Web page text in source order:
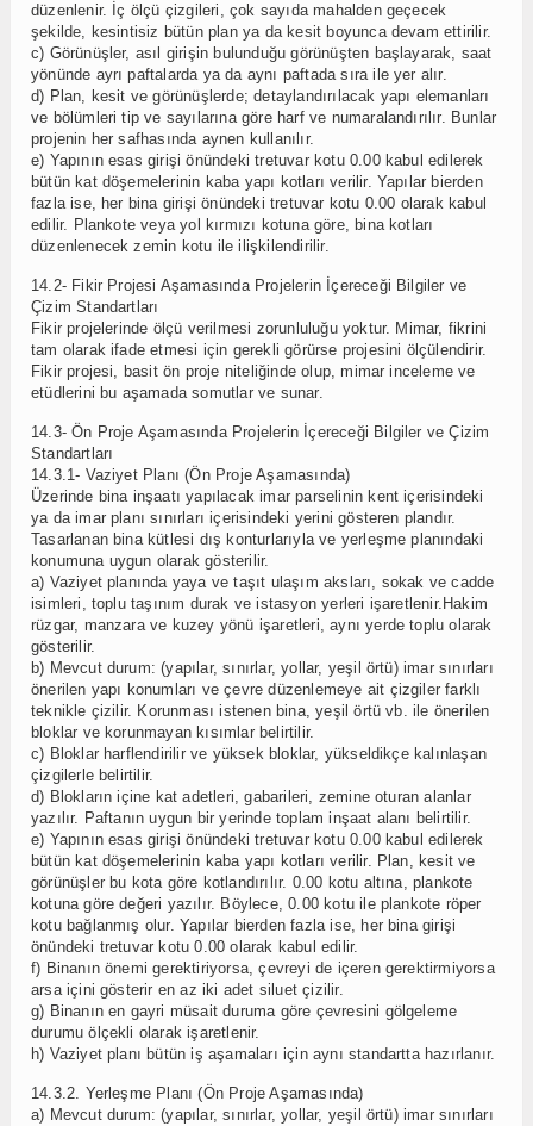
düzenlenir. İç ölçü çizgileri, çok sayıda mahalden geçecek
şekilde, kesintisiz bütün plan ya da kesit boyunca devam ettirilir.
c) Görünüşler, asıl girişin bulunduğu görünüşten başlayarak, saat
yönünde ayrı paftalarda ya da aynı paftada sıra ile yer alır.
d) Plan, kesit ve görünüşlerde; detaylandırılacak yapı elemanları
ve bölümleri tip ve sayılarına göre harf ve numaralandırılır. Bunlar
projenin her safhasında aynen kullanılır.
e) Yapının esas girişi önündeki tretuvar kotu 0.00 kabul edilerek
bütün kat döşemelerinin kaba yapı kotları verilir. Yapılar bierden
fazla ise, her bina girişi önündeki tretuvar kotu 0.00 olarak kabul
edilir. Plankote veya yol kırmızı kotuna göre, bina kotları
düzenlenecek zemin kotu ile ilişkilendirilir.
14.2- Fikir Projesi Aşamasında Projelerin İçereceği Bilgiler ve
Çizim Standartları
Fikir projelerinde ölçü verilmesi zorunluluğu yoktur. Mimar, fikrini
tam olarak ifade etmesi için gerekli görürse projesini ölçülendirir.
Fikir projesi, basit ön proje niteliğinde olup, mimar inceleme ve
etüdlerini bu aşamada somutlar ve sunar.
14.3- Ön Proje Aşamasında Projelerin İçereceği Bilgiler ve Çizim
Standartları
14.3.1- Vaziyet Planı (Ön Proje Aşamasında)
Üzerinde bina inşaatı yapılacak imar parselinin kent içerisindeki
ya da imar planı sınırları içerisindeki yerini gösteren plandır.
Tasarlanan bina kütlesi dış konturlarıyla ve yerleşme planındaki
konumuna uygun olarak gösterilir.
a) Vaziyet planında yaya ve taşıt ulaşım aksları, sokak ve cadde
isimleri, toplu taşınım durak ve istasyon yerleri işaretlenir.Hakim
rüzgar, manzara ve kuzey yönü işaretleri, aynı yerde toplu olarak
gösterilir.
b) Mevcut durum: (yapılar, sınırlar, yollar, yeşil örtü) imar sınırları
önerilen yapı konumları ve çevre düzenlemeye ait çizgiler farklı
teknikle çizilir. Korunması istenen bina, yeşil örtü vb. ile önerilen
bloklar ve korunmayan kısımlar belirtilir.
c) Bloklar harflendirilir ve yüksek bloklar, yükseldikçe kalınlaşan
çizgilerle belirtilir.
d) Blokların içine kat adetleri, gabarileri, zemine oturan alanlar
yazılır. Paftanın uygun bir yerinde toplam inşaat alanı belirtilir.
e) Yapının esas girişi önündeki tretuvar kotu 0.00 kabul edilerek
bütün kat döşemelerinin kaba yapı kotları verilir. Plan, kesit ve
görünüşler bu kota göre kotlandırılır. 0.00 kotu altına, plankote
kotuna göre değeri yazılır. Böylece, 0.00 kotu ile plankote röper
kotu bağlanmış olur. Yapılar bierden fazla ise, her bina girişi
önündeki tretuvar kotu 0.00 olarak kabul edilir.
f) Binanın önemi gerektiriyorsa, çevreyi de içeren gerektirmiyorsa
arsa içini gösterir en az iki adet siluet çizilir.
g) Binanın en gayri müsait duruma göre çevresini gölgeleme
durumu ölçekli olarak işaretlenir.
h) Vaziyet planı bütün iş aşamaları için aynı standartta hazırlanır.
14.3.2. Yerleşme Planı (Ön Proje Aşamasında)
a) Mevcut durum: (yapılar, sınırlar, yollar, yeşil örtü) imar sınırları